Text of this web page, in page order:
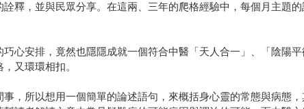
釋，並與民眾分享。在這兩、三年的爬格經驗中，每個月主題
心安排，竟然也隱隱成就一個符合中醫「天人合一」、「陰陽
又環環相扣。
，所以想用一個簡單的論述語句，來概括身心靈的常態與病態